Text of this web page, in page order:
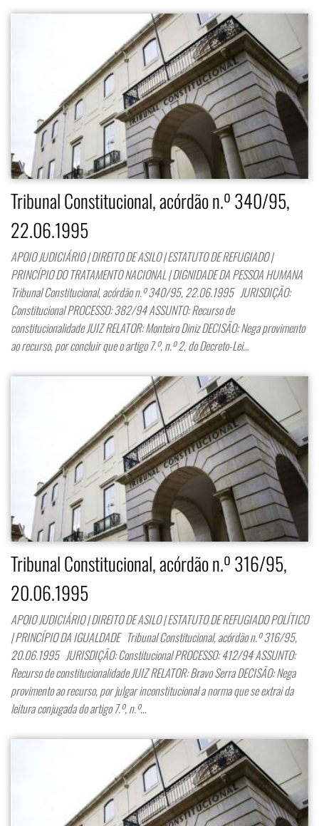
Tribunal Constitucional, acórdão n.º 340/95,
22.06.1995
APOIO JUDICIÁRIO | DIREITO DE ASILO | ESTATUTO DE REFUGIADO |
PRINCÍPIO DO TRATAMENTO NACIONAL | DIGNIDADE DA PESSOA HUMANA
Tribunal Constitucional, acórdão n.º 340/95, 22.06.1995 JURISDIÇÃO:
Constitucional PROCESSO: 382/94 ASSUNTO: Recurso de
constitucionalidade JUIZ RELATOR: Monteiro Diniz DECISÃO: Nega provimento
ao recurso, por concluir que o artigo 7.º, n.º 2, do Decreto-Lei…
Tribunal Constitucional, acórdão n.º 316/95,
20.06.1995
APOIO JUDICIÁRIO | DIREITO DE ASILO | ESTATUTO DE REFUGIADO POLÍTICO
| PRINCÍPIO DA IGUALDADE Tribunal Constitucional, acórdão n.º 316/95,
20.06.1995 JURISDIÇÃO: Constitucional PROCESSO: 412/94 ASSUNTO:
Recurso de constitucionalidade JUIZ RELATOR: Bravo Serra DECISÃO: Nega
provimento ao recurso, por julgar inconstitucional a norma que se extrai da
leitura conjugada do artigo 7.º, n.º…